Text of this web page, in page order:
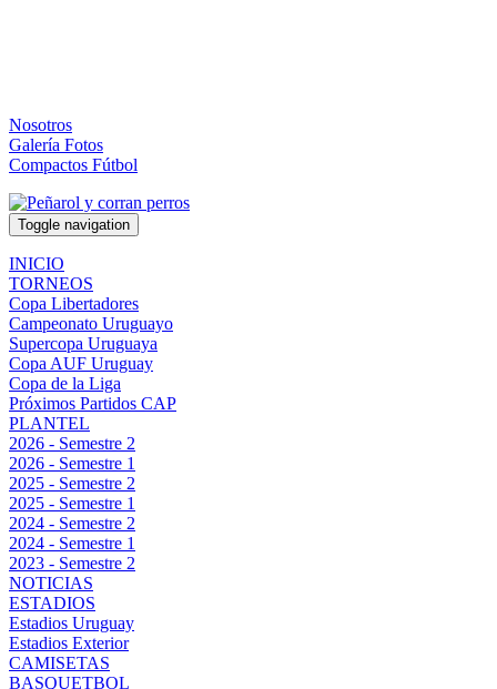
Nosotros
Galería Fotos
Compactos Fútbol
Toggle navigation
INICIO
TORNEOS
Copa Libertadores
Campeonato Uruguayo
Supercopa Uruguaya
Copa AUF Uruguay
Copa de la Liga
Próximos Partidos CAP
PLANTEL
2026 - Semestre 2
2026 - Semestre 1
2025 - Semestre 2
2025 - Semestre 1
2024 - Semestre 2
2024 - Semestre 1
2023 - Semestre 2
NOTICIAS
ESTADIOS
Estadios Uruguay
Estadios Exterior
CAMISETAS
BASQUETBOL